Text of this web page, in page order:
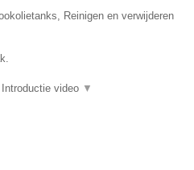
Reinigen en verwijderen
Introductie video ▼